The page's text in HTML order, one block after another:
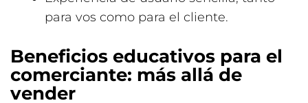
para vos como para el cliente.
Beneficios educativos para el
comerciante: más allá de
vender